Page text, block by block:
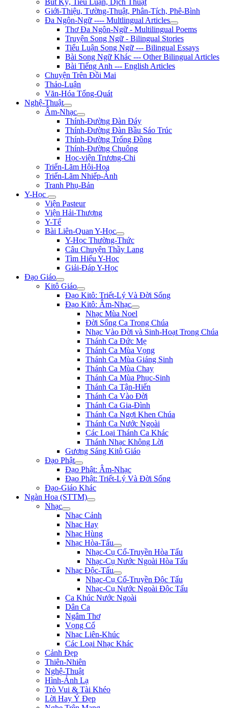
Bút Ký, Tiểu Luận, Dịch Thuật
Giới-Thiệu, Tường-Thuật, Phân-Tích, Phê-Bình
Đa Ngôn-Ngữ ---- Multlingual Articles
Thơ Đa Ngôn-Ngữ - Multilingual Poems
Truyện Song Ngữ - Bilingual Stories
Tiểu Luận Song Ngữ --- Bilingual Essays
Bài Song Ngữ Khác --- Other Bilingual Articles
Bài Tiếng Anh --- English Articles
Chuyện Trên Đồi Mai
Thảo-Luận
Văn-Hóa Tổng-Quát
Nghệ-Thuật
Âm-Nhạc
Thính-Đường Đàn Đáy
Thính-Đường Đàn Bầu Sáo Trúc
Thính-Đường Trống Đồng
Thính-Đường Chuông
Học-viện Trương-Chi
Triển-Lãm Hội-Họa
Triển-Lãm Nhiếp-Ảnh
Tranh Phụ-Bản
Y-Học
Viện Pasteur
Viện Hải-Thượng
Y-Tế
Bài Liên-Quan Y-Học
Y-Học Thường-Thức
Câu Chuyện Thầy Lang
Tìm Hiểu Y-Hoc
Giải-Đáp Y-Học
Đạo Giáo
Kitô Giáo
Đạo Kitô: Triết-Lý Và Đời Sống
Đạo Kitô: Âm-Nhạc
Nhạc Mùa Noel
Đời Sống Ca Trong Chúa
Nhạc Vào Đời và Sinh-Hoạt Trong Chúa
Thánh Ca Đức Mẹ
Thánh Ca Mùa Vọng
Thánh Ca Mùa Giáng Sinh
Thánh Ca Mùa Chay
Thánh Ca Mùa Phục-Sinh
Thánh Ca Tận-Hiến
Thánh Ca Vào Đời
Thánh Ca Gia-Đình
Thánh Ca Ngợi Khen Chúa
Thánh Ca Nước Ngoài
Các Loại Thánh Ca Khác
Thánh Nhạc Không Lời
Gương Sáng Kitô Giáo
Đạo Phật
Đạo Phật: Âm-Nhạc
Đạo Phật: Triết-Lý Và Đời Sống
Đạo-Giáo Khác
Ngàn Hoa (STTM)
Nhạc
Nhạc Cảnh
Nhạc Hay
Nhạc Hùng
Nhạc Hòa-Tấu
Nhạc-Cụ Cổ-Truyền Hòa Tấu
Nhạc-Cụ Nước Ngoài Hòa Tấu
Nhạc Độc-Tấu
Nhạc-Cụ Cổ-Truyền Độc Tấu
Nhạc-Cụ Nước Ngoài Độc Tấu
Ca Khúc Nước Ngoài
Dân Ca
Ngâm Thơ
Vọng Cổ
Nhạc Liên-Khúc
Các Loại Nhạc Khác
Cảnh Đẹp
Thiên-Nhiên
Nghệ-Thuật
Hình-Ảnh Lạ
Trò Vui & Tài Khéo
Lời Hay Ý Đẹp